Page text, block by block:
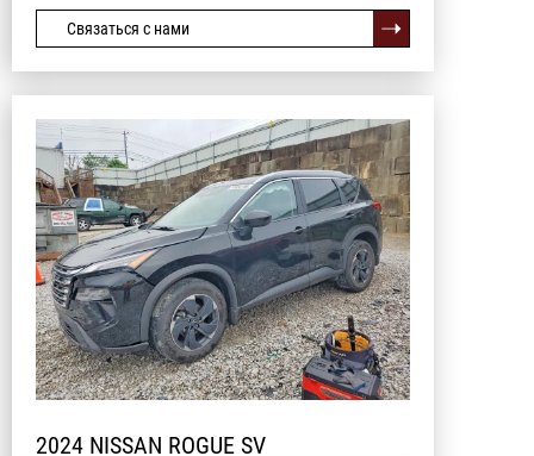
Связаться с нами
2024 NISSAN ROGUE SV